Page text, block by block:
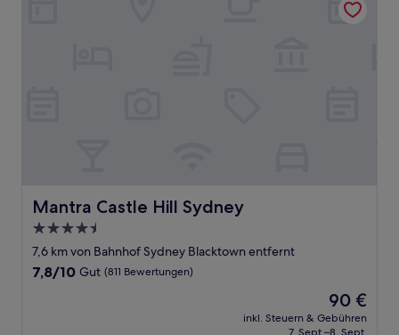
Mantra Castle Hill Sydney
Mantra Castle Hill Sydney
4.5-
Sterne-
Unterkunft
7,6 km von Bahnhof Sydney Blacktown entfernt
7.8
7,8/10 Gut (811 Bewertungen)
Der
Preis
beträgt
90 €
inkl. Steuern & Gebühren